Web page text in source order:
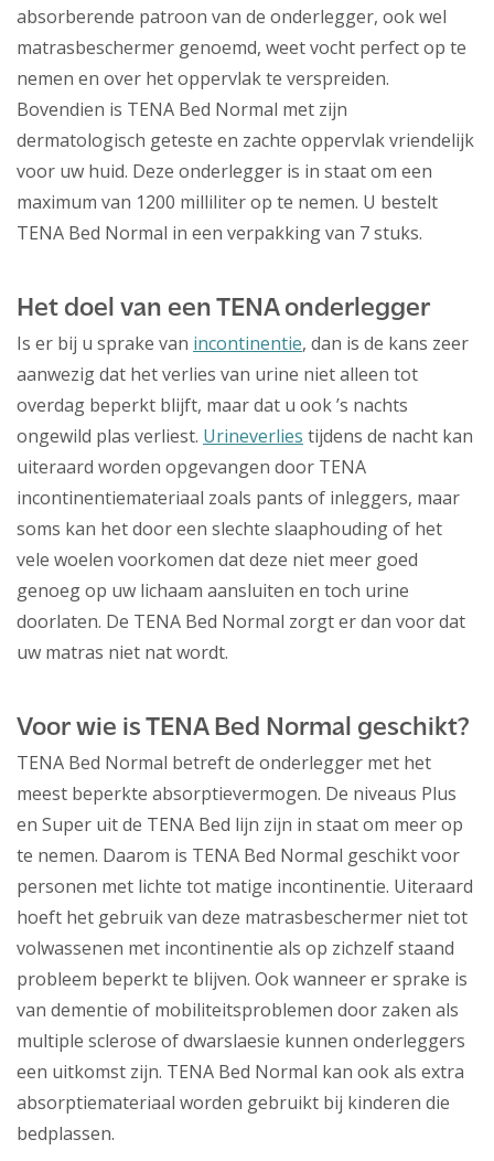
absorberende patroon van de onderlegger, ook wel
matrasbeschermer genoemd, weet vocht perfect op te
nemen en over het oppervlak te verspreiden.
Bovendien is TENA Bed Normal met zijn
dermatologisch geteste en zachte oppervlak vriendelijk
voor uw huid. Deze onderlegger is in staat om een
maximum van 1200 milliliter op te nemen. U bestelt
TENA Bed Normal in een verpakking van 7 stuks.
Het doel van een TENA onderlegger
Is er bij u sprake van incontinentie, dan is de kans zeer
aanwezig dat het verlies van urine niet alleen tot
overdag beperkt blijft, maar dat u ook ’s nachts
ongewild plas verliest. Urineverlies tijdens de nacht kan
uiteraard worden opgevangen door TENA
incontinentiemateriaal zoals pants of inleggers, maar
soms kan het door een slechte slaaphouding of het
vele woelen voorkomen dat deze niet meer goed
genoeg op uw lichaam aansluiten en toch urine
doorlaten. De TENA Bed Normal zorgt er dan voor dat
uw matras niet nat wordt.
Voor wie is TENA Bed Normal geschikt?
TENA Bed Normal betreft de onderlegger met het
meest beperkte absorptievermogen. De niveaus Plus
en Super uit de TENA Bed lijn zijn in staat om meer op
te nemen. Daarom is TENA Bed Normal geschikt voor
personen met lichte tot matige incontinentie. Uiteraard
hoeft het gebruik van deze matrasbeschermer niet tot
volwassenen met incontinentie als op zichzelf staand
probleem beperkt te blijven. Ook wanneer er sprake is
van dementie of mobiliteitsproblemen door zaken als
multiple sclerose of dwarslaesie kunnen onderleggers
een uitkomst zijn. TENA Bed Normal kan ook als extra
absorptiemateriaal worden gebruikt bij kinderen die
bedplassen.